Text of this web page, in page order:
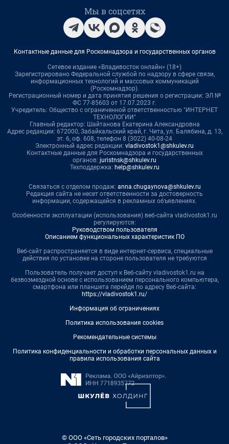
Мы в соцсетях
Контактные данные для Роскомнадзора и государственных органов
Сетевое издание «Владивосток онлайн» (18+)
Зарегистрировано Федеральной службой по надзору в сфере связи,
информационных технологий и массовых коммуникаций
(Роскомнадзор).
Регистрационный номер и дата принятия решения о регистрации: ЭЛ №
ФС 77-85603 от 17.07.2023 г.
Учредитель: Общество с ограниченной ответственностью "ИНТЕРНЕТ
ТЕХНОЛОГИИ"
Главный редактор: Шайтанова Екатерина Александровна
Адрес редакции: 672000, Забайкальский край, г. Чита, ул. Балябина, д. 13,
эт. 6, оф. 608, телефон 8 (3022) 40-08-24
Электронный адрес редакции: vladivostok1@shkulev.ru
Контактные данные для Роскомнадзора и государственных
органов: juristnsk@shkulev.ru
Техподдержка: help@shkulev.ru
Связаться с отделом продаж: anna.chugaynova@shkulev.ru
Редакция сайта не несет ответственности за достоверность
информации, содержащейся в рекламных объявлениях.
Особенности эксплуатации (использования) веб-сайта vladivostok1.ru
регулируются:
Руководством пользователя
Описанием функциональных характеристик ПО
Веб-сайт распространяется в виде интернет-сервиса, специальные
действия по установке на стороне пользователя не требуются
Пользователь получает доступ к Веб-сайту vladivostok1.ru на
безвозмездной основе с использованием персонального компьютера,
смартфона или планшета перейдя по адресу Веб-сайта:
https://vladivostok1.ru/
Информация об ограничениях
Политика использования cookies
Рекомендательные системы
Политика конфиденциальности и обработки персональных данных и
правила использования сайта
© ООО «Сеть городских порталов»